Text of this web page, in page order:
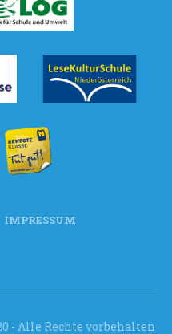
IMPRESSUM
- Alle Rechte vorbehalten